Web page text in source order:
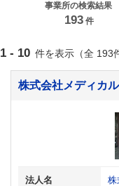
事業所の検索結果
193 件
1 - 10 件を表示（全 193
株式会社メディカ
法人名 株